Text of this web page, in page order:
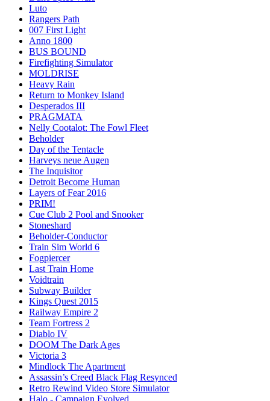
Luto
Rangers Path
007 First Light
Anno 1800
BUS BOUND
Firefighting Simulator
MOLDRISE
Heavy Rain
Return to Monkey Island
Desperados III
PRAGMATA
Nelly Cootalot: The Fowl Fleet
Beholder
Day of the Tentacle
Harveys neue Augen
The Inquisitor
Detroit Become Human
Layers of Fear 2016
PRIM!
Cue Club 2 Pool and Snooker
Stoneshard
Beholder-Conductor
Train Sim World 6
Fogpiercer
Last Train Home
Voidtrain
Subway Builder
Kings Quest 2015
Railway Empire 2
Team Fortress 2
Diablo IV
DOOM The Dark Ages
Victoria 3
Mindlock The Apartment
Assassin’s Creed Black Flag Resynced
Retro Rewind Video Store Simulator
Halo - Campaign Evolved